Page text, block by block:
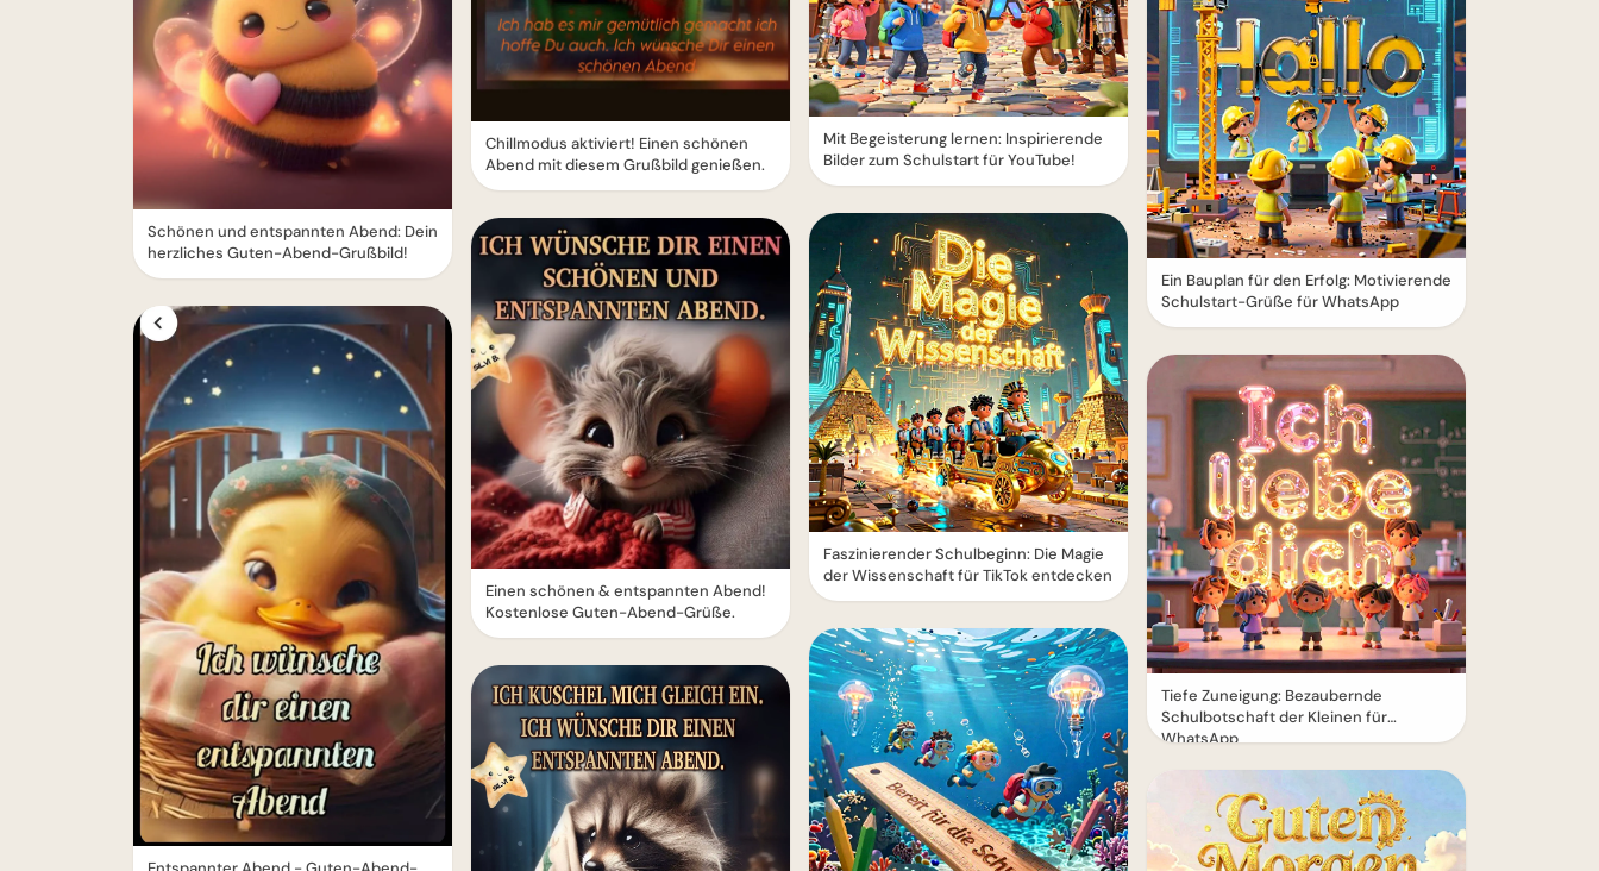
Schönen und entspannten Abend: Dein
herzliches Guten-Abend-Grußbild!
Chillmodus aktiviert! Einen schönen
Abend mit diesem Grußbild genießen.
Einen schönen & entspannten Abend!
Kostenlose Guten-Abend-Grüße.
Mit Begeisterung lernen: Inspirierende
Bilder zum Schulstart für YouTube!
Faszinierender Schulbeginn: Die Magie
der Wissenschaft für TikTok entdecken
Ein Bauplan für den Erfolg: Motivierende
Schulstart-Grüße für WhatsApp
Tiefe Zuneigung: Bezaubernde
Schulbotschaft der Kleinen für
WhatsApp